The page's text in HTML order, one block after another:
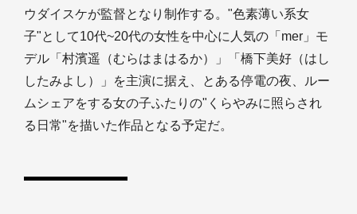
ウダイスケが監督となり制作する。"色素薄い系女
子"として10代~20代の女性を中心に人気の「mer」モ
デル「村濱遥（むらはまはるか）」「橋下美好（はし
したみよし）」を主演に据え、とある停電の夜、ルー
ムシェアをする女の子ふたりの"くらやみに照らされ
る日常"を描いた作品となる予定だ。